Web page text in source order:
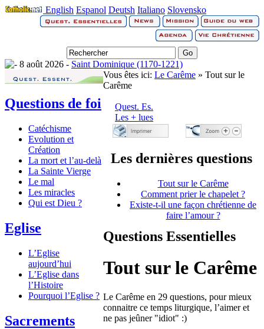
English Espanol Deutsh Italiano Slovensko
8 août 2026 - Saint Dominique (1170-1221)
Questions de foi
Catéchisme
Evolution et
Création
La mort et l’au-delà
La Sainte Vierge
Le mal
Les miracles
Qui est Dieu ?
Eglise
L’Eglise
aujourd’hui
L’Eglise dans
l’Histoire
Pourquoi l’Eglise ?
Sacrements
Vous êtes ici: Le Carême » Tout sur le
Carême
Quest. Es.
Les + lues
Les dernières questions
Tout sur le Carême
Comment prier le chapelet ?
Existe-t-il une façon chrétienne de
faire l’amour ?
Questions Essentielles
Tout sur le Carême
Le Carême en 29 questions, pour mieux
connaitre ce temps liturgique, l’aimer et
ne pas jeûner "idiot" :)